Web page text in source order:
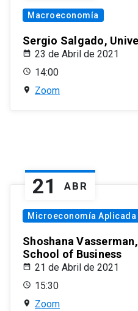
Macroeconomía
Sergio Salgado,
23 de Abril de 2021
14:00
Zoom
21 ABR
Microeconomía Aplicada
Shoshana
School of Business
21 de Abril de 2021
15:30
Zoom